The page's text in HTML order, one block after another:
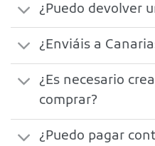
¿Puedo devolver
¿Enviáis a
¿Es necesario
comprar?
¿Puedo pagar